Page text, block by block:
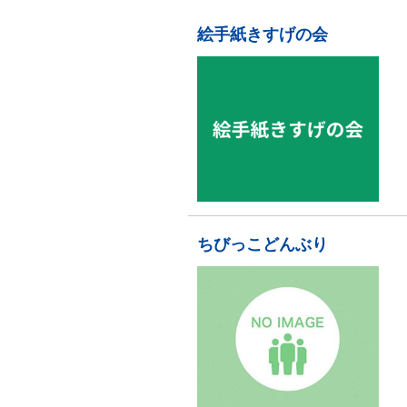
絵手紙きすげの会
ちびっこどんぶり